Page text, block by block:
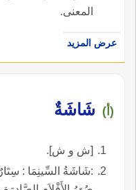
المعنى.
عرض المزيد
(أ) شَاشَةٌ
[ش و ش].
:شَاشَةُ السِّينِمَا :